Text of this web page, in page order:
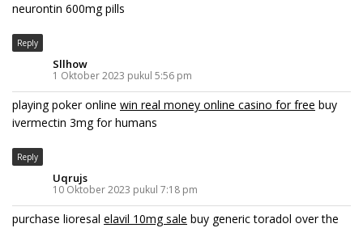
neurontin 600mg pills
Reply
Sllhow
1 Oktober 2023 pukul 5:56 pm
playing poker online win real money online casino for free buy
ivermectin 3mg for humans
Reply
Uqrujs
10 Oktober 2023 pukul 7:18 pm
purchase lioresal elavil 10mg sale buy generic toradol over the